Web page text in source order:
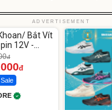
ADVERTISEMENT
Bắt Vít
12V -
đ
đ